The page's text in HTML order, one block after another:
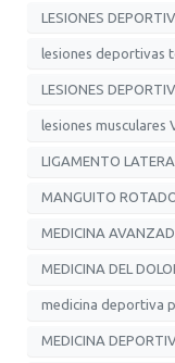
LESIONES
lesiones deportivas
LESIONES
lesiones musculares
LIGAMENTO
MANGUITO
MEDICINA
MEDICINA DEL
medicina deportiva
MEDICINA